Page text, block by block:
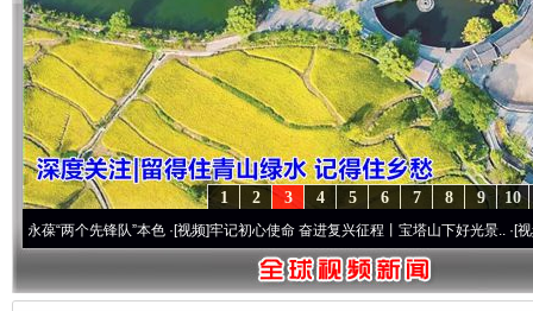
10
9
8
7
6
5
4
3
2
1
个先锋队”本色·[视频]牢记初心使命 奋进复兴征程丨宝塔山下好光景..·[视频]因党而